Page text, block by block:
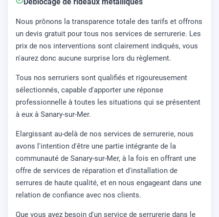
Nous prônons la transparence totale des tarifs et offrons
un devis gratuit pour tous nos services de serrurerie. Les
prix de nos interventions sont clairement indiqués, vous
n'aurez donc aucune surprise lors du règlement.
Tous nos serruriers sont qualifiés et rigoureusement
sélectionnés, capable d'apporter une réponse
professionnelle à toutes les situations qui se présentent
à eux à Sanary-sur-Mer.
Elargissant au-delà de nos services de serrurerie, nous
avons l'intention d'être une partie intégrante de la
communauté de Sanary-sur-Mer, à la fois en offrant une
offre de services de réparation et d'installation de
serrures de haute qualité, et en nous engageant dans une
relation de confiance avec nos clients.
Que vous ayez besoin d'un service de serrurerie dans le